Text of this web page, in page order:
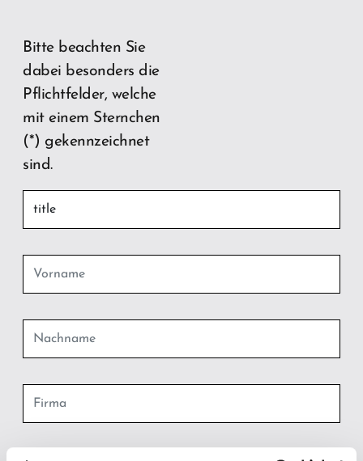
Bitte beachten Sie
dabei besonders die
Pflichtfelder, welche
mit einem Sternchen
(*) gekennzeichnet
sind.